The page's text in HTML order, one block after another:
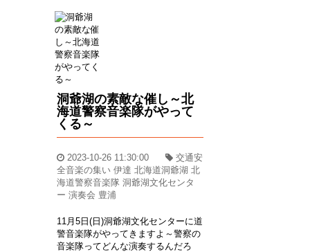
洞爺湖の素敵な催し～北
海道警察音楽隊がやって
くる～
2023-10-26 11:30:00
交通安
全音楽の集い 伊達 北海道洞爺湖 北
海道警察音楽隊 洞爺湖文化センタ
ー 演奏会 豊浦
11月5日(日)洞爺湖文化センターに道
警音楽隊がやってきますよ～警察の
音楽隊ってどんな演奏するんだろ